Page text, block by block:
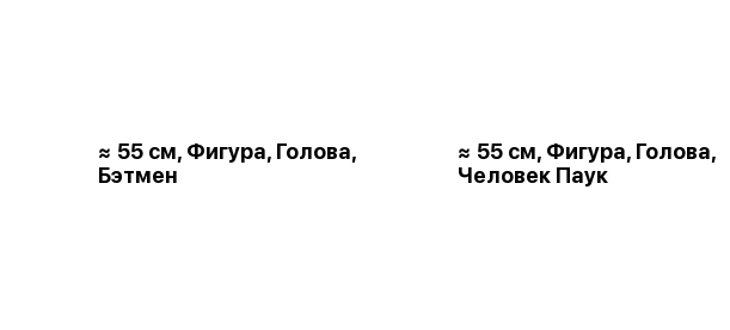
≈ 55 см, Фигура, Голова,
Бэтмен
≈ 55 см, Фигура, Голова,
Человек Паук